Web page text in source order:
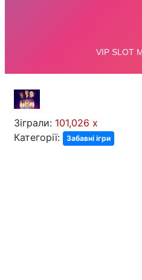
Зіграли: 101,026 x
Категорії:
Забавні ігри